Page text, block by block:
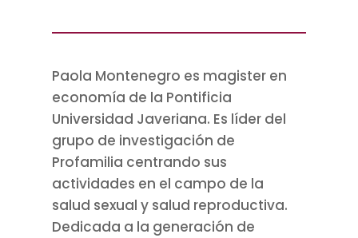
Paola Montenegro es magister en
economía de la Pontificia
Universidad Javeriana. Es líder del
grupo de investigación de
Profamilia centrando sus
actividades en el campo de la
salud sexual y salud reproductiva.
Dedicada a la generación de